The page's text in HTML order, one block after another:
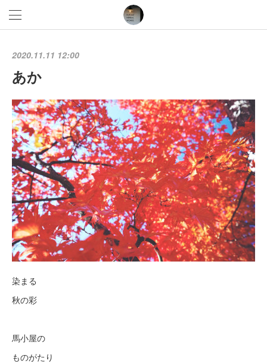
2020.11.11 12:00
あか
染まる
秋の彩
馬小屋の
ものがたり